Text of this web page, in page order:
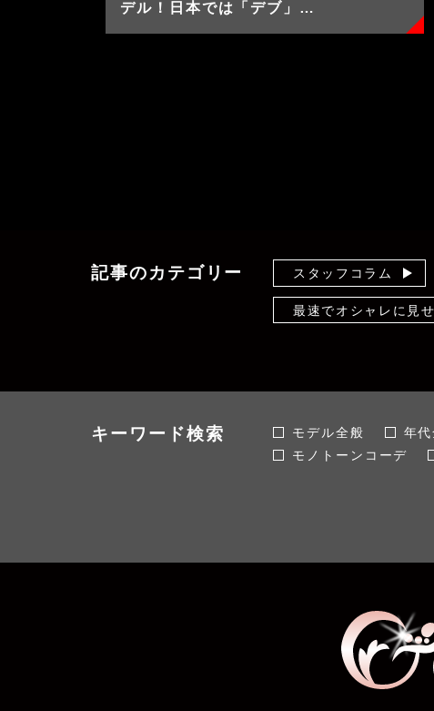
デル！日本では「デブ」…
記事のカテゴリー スタッフコラム
最速でオシャレに見
運営者情報
キーワード検索 モデル全般 年
モノトーンコーデ